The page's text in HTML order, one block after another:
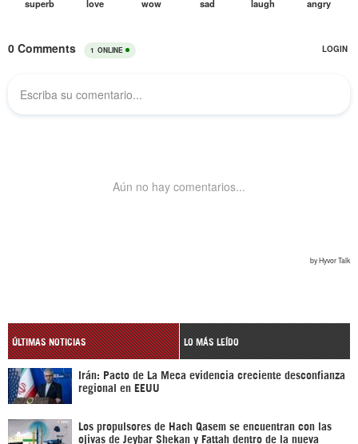
ÚLTIMAS NOTICIAS LO MÁS LEÍDO
Irán: Pacto de La Meca evidencia creciente desconfianza
regional en EEUU
Los propulsores de Hach Qasem se encuentran con las
ojivas de Jeybar Shekan y Fattah dentro de la nueva